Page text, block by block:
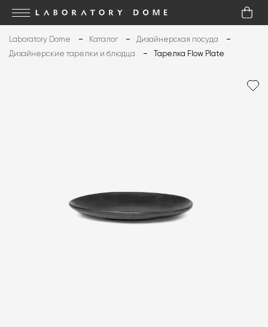
Laboratory Dome Каталог
Дизайнерская посуда
Дизайнерские тарелки и блюдца
Тарелка Flow Plate